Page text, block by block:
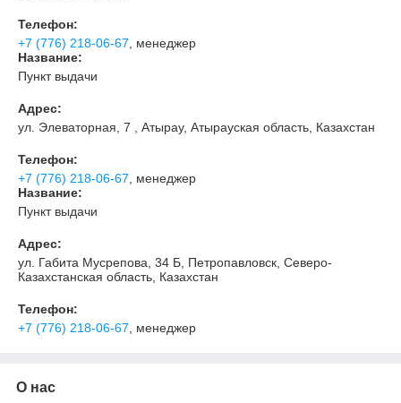
Телефон:
+7 (776) 218-06-67 , менеджер
Название:
Пункт выдачи
Адрес:
ул. Элеваторная, 7 , Атырау, Атырауская область, Казахстан
Телефон:
+7 (776) 218-06-67 , менеджер
Название:
Пункт выдачи
Адрес:
ул. Габита Мусрепова, 34 Б, Петропавловск, Северо-
Казахстанская область, Казахстан
Телефон:
+7 (776) 218-06-67 , менеджер
О нас